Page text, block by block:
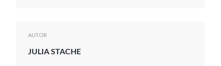
AUTOR
JULIA STACHE